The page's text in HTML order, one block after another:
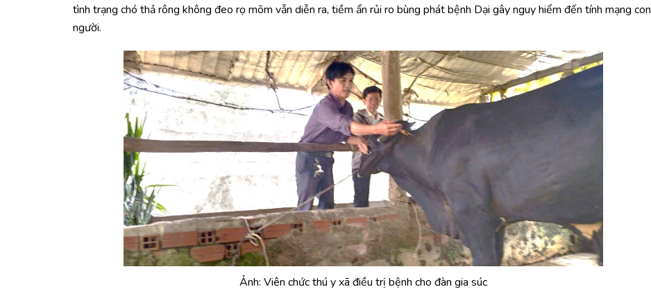
tình trạng chó thả rông không đeo rọ mõm vẫn diễn ra, tiềm ẩn rủi ro bùng phát bệnh Dại gây nguy hiểm đến tính mạng con
người.
Ảnh: Viên chức thú y xã điều trị bệnh cho đàn gia súc